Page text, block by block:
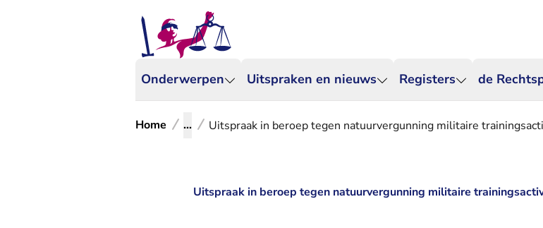
Onderwerpen Uitspraken en nieuws Registers de
Home ... Uitspraak in beroep tegen natuurvergunning militaire
Uitspraak in beroep tegen natuurvergunning militaire